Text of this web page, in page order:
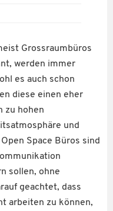
Grossraumbüros
werden immer
es auch schon
diese einen eher
zu hohen
und
Space Büros sind
sollen, ohne
geachtet, dass
arbeiten zu können,